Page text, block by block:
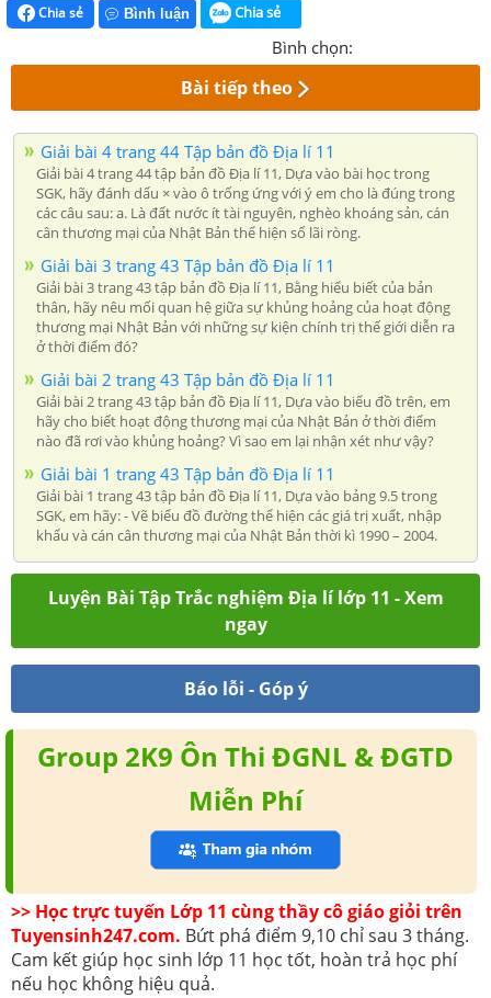
Chia sẻ Bình luận Chia sẻ
Bình chọn:
Bài tiếp theo
Giải bài 4 trang 44 Tập bản đồ Địa lí 11
Giải bài 4 trang 44 tập bản đồ Địa lí 11, Dựa vào bài học trong
SGK, hãy đánh dấu × vào ô trống ứng với ý em cho là đúng trong
các câu sau: a. Là đất nước ít tài nguyên, nghèo khoáng sản, cán
cân thương mại của Nhật Bản thể hiện số lãi ròng.
Giải bài 3 trang 43 Tập bản đồ Địa lí 11
Giải bài 3 trang 43 tập bản đồ Địa lí 11, Bằng hiểu biết của bản
thân, hãy nêu mối quan hệ giữa sự khủng hoảng của hoạt động
thương mại Nhật Bản với những sự kiện chính trị thế giới diễn ra
ở thời điểm đó?
Giải bài 2 trang 43 Tập bản đồ Địa lí 11
Giải bài 2 trang 43 tập bản đồ Địa lí 11, Dựa vào biểu đồ trên, em
hãy cho biết hoạt động thương mại của Nhật Bản ở thời điểm
nào đã rơi vào khủng hoảng? Vì sao em lại nhận xét như vậy?
Giải bài 1 trang 43 Tập bản đồ Địa lí 11
Giải bài 1 trang 43 tập bản đồ Địa lí 11, Dựa vào bảng 9.5 trong
SGK, em hãy: - Vẽ biểu đồ đường thể hiện các giá trị xuất, nhập
khẩu và cán cân thương mại của Nhật Bản thời kì 1990 – 2004.
Luyện Bài Tập Trắc nghiệm Địa lí lớp 11 - Xem
ngay
Báo lỗi - Góp ý
Group 2K9 Ôn Thi ĐGNL & ĐGTD
Miễn Phí
>> Học trực tuyến Lớp 11 cùng thầy cô giáo giỏi trên
Tuyensinh247.com. Bứt phá điểm 9,10 chỉ sau 3 tháng.
Cam kết giúp học sinh lớp 11 học tốt, hoàn trả học phí
nếu học không hiệu quả.